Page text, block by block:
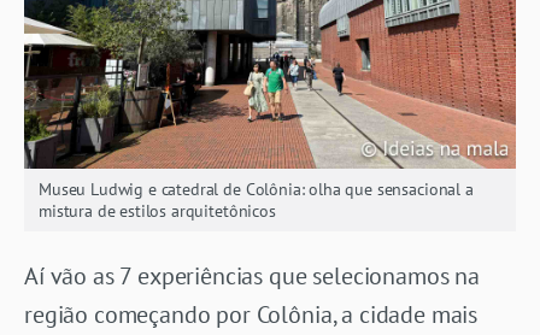
Museu Ludwig e catedral de Colônia: olha que sensacional a
mistura de estilos arquitetônicos
Aí vão as 7 experiências que selecionamos na
região começando por Colônia, a cidade mais